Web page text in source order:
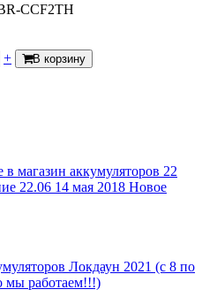
BR-CCF2TH
+ В корзину
магазин аккумуляторов 22
22.06 14 мая 2018 Новое
Локдаун 2021 (с 8 по
мы работаем!!!)